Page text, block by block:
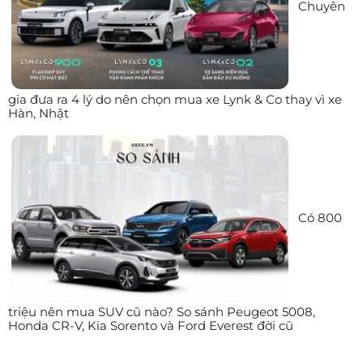
Chuyên
gia đưa ra 4 lý do nên chọn mua xe Lynk & Co thay vì xe
Hàn, Nhật
Có 800
triệu nên mua SUV cũ nào? So sánh Peugeot 5008,
Honda CR-V, Kia Sorento và Ford Everest đời cũ